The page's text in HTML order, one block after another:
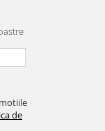
de